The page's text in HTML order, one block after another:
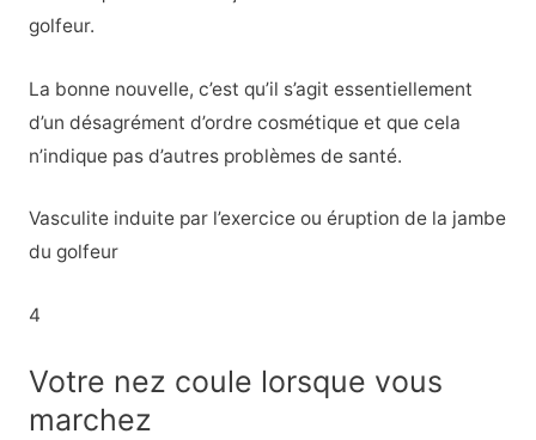
golfeur.
La bonne nouvelle, c’est qu’il s’agit essentiellement
d’un désagrément d’ordre cosmétique et que cela
n’indique pas d’autres problèmes de santé.
Vasculite induite par l’exercice ou éruption de la jambe
du golfeur
4
Votre nez coule lorsque vous
marchez